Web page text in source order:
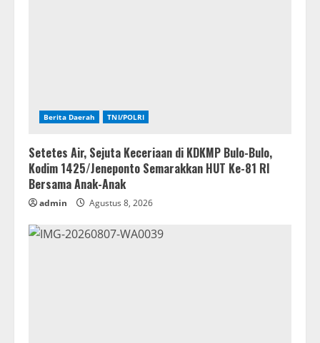
Berita Daerah TNI/POLRI
Setetes Air, Sejuta Keceriaan di KDKMP Bulo-Bulo,
Kodim 1425/Jeneponto Semarakkan HUT Ke-81 RI
Bersama Anak-Anak
admin Agustus 8, 2026